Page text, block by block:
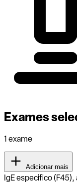
Exames
1 exame
Adicionar mais
IgE especifico